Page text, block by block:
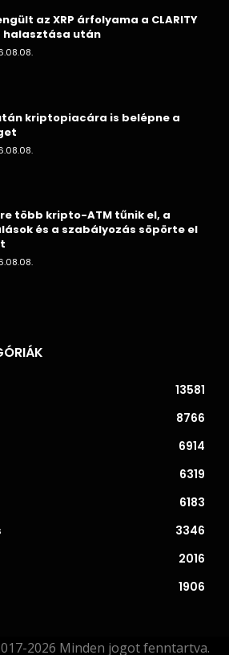
az XRP árfolyama a CLARITY
halasztása után
kriptopiacára is belépne a
több kripto-ATM tűnik el, a
és a szabályozás söpörte el
13581
8766
6914
6319
6183
3346
2016
1906
2026 Minden jogot fenntartva.